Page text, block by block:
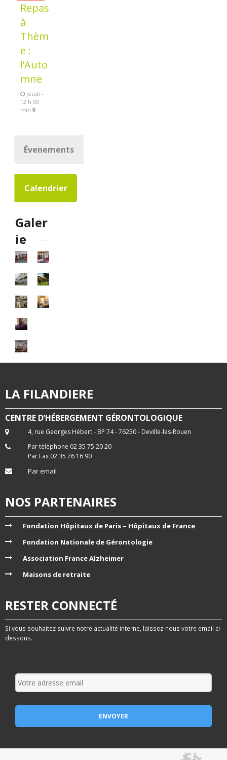
Repas
à
Thèm
e :
l’Auto
mne
jeudi -
12 h 00
min
Évenements
Calendrier
Galer
ie
LA FILANDIERE
CENTRE D’HÉBERGEMENT GÉRONTOLOGIQUE
4, rue Georges Hébert - BP 74 - 76250 - Deville-les-Rouen
Par téléphone 02 35 75 20 20
Par Fax 02 35 76 16 90
Par email
NOS PARTENAIRES
Fondation Hôpitaux de Paris – Hôpitaux de France
Fondation Nationale de Gérontologie
Association France Alzheimer
Maisons de retraite
RESTER CONNECTÉ
Si vous souhaitez suivre notre actualité interne, laissez-nous votre email ci-
dessous.